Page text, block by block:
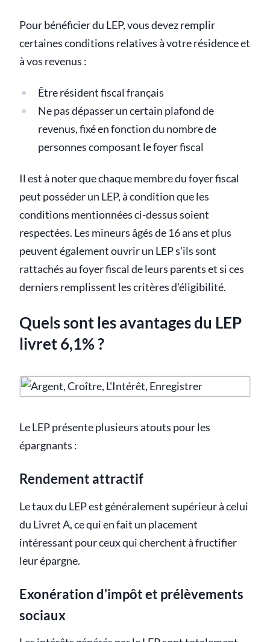
Pour bénéficier du LEP, vous devez remplir
certaines conditions relatives à votre résidence et
à vos revenus :
Être résident fiscal français
Ne pas dépasser un certain plafond de
revenus, fixé en fonction du nombre de
personnes composant le foyer fiscal
Il est à noter que chaque membre du foyer fiscal
peut posséder un LEP, à condition que les
conditions mentionnées ci-dessus soient
respectées. Les mineurs âgés de 16 ans et plus
peuvent également ouvrir un LEP s'ils sont
rattachés au foyer fiscal de leurs parents et si ces
derniers remplissent les critères d'éligibilité.
Quels sont les avantages du LEP
livret 6,1% ?
Le LEP présente plusieurs atouts pour les
épargnants :
Rendement attractif
Le taux du LEP est généralement supérieur à celui
du Livret A, ce qui en fait un placement
intéressant pour ceux qui cherchent à fructifier
leur épargne.
Exonération d'impôt et prélèvements
sociaux